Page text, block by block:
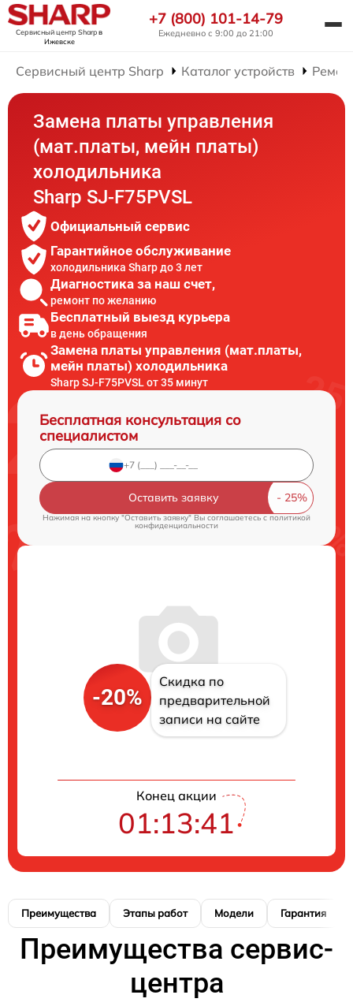
Сервисный центр Sharpв
Ижевске
+7 (800) 101-14-79
Ежедневно с 9:00 до 21:00
Сервисный центр Sharp Каталог устройств
Замена платы управления
(мат.платы, мейн платы)
холодильника
Sharp SJ-F75PVSL
Официальный сервис
Гарантийное обслуживание
холодильника Sharp до 3 лет
Диагностика за наш счет,
ремонт по желанию
Бесплатный выезд курьера
в день обращения
Замена платы управления (мат.платы,
мейн платы) холодильника
Sharp SJ-F75PVSL от 35 минут
Бесплатная консультация со
специалистом
Оставить заявку
Нажимая на кнопку "Оставить заявку" Вы соглашаетесь cполитикой
конфиденциальности
-20%
Скидка по
предварительной
записи на сайте
Конец акции
01:13:40
Преимущества Этапы работ Модели Гарантия
Преимущества сервис-
центра